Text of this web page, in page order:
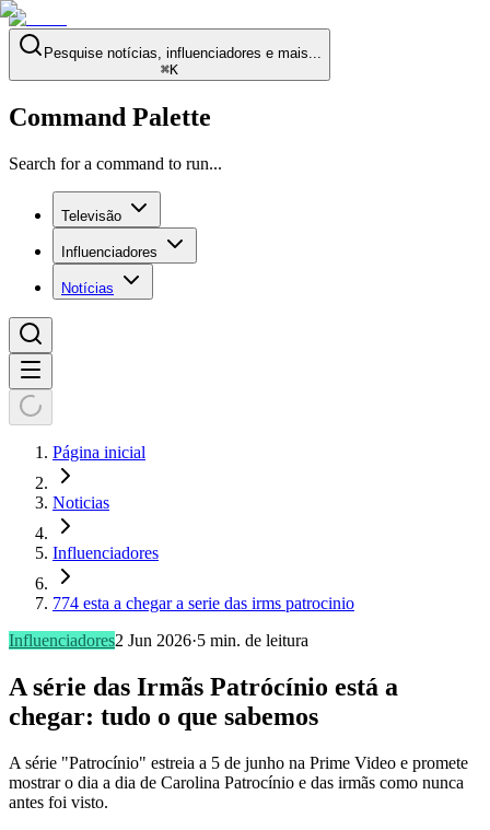
Pesquise notícias, influenciadores e mais...
⌘K
Command Palette
Search for a command to run...
Televisão
Influenciadores
Notícias
Página inicial
Noticias
Influenciadores
774 esta a chegar a serie das irms patrocinio
Influenciadores2 Jun 2026·5 min. de leitura
A série das Irmãs Patrócínio está a
chegar: tudo o que sabemos
A série "Patrocínio" estreia a 5 de junho na Prime Video e promete
mostrar o dia a dia de Carolina Patrocínio e das irmãs como nunca
antes foi visto.